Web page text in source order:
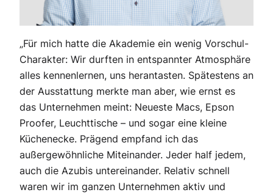
„Für mich hatte die Akademie ein wenig Vorschul-
Charakter: Wir durften in entspannter Atmosphäre
alles kennenlernen, uns herantasten. Spätestens an
der Ausstattung merkte man aber, wie ernst es
das Unternehmen meint: Neueste Macs, Epson
Proofer, Leuchttische – und sogar eine kleine
Küchenecke. Prägend empfand ich das
außergewöhnliche Miteinander. Jeder half jedem,
auch die Azubis untereinander. Relativ schnell
waren wir im ganzen Unternehmen aktiv und